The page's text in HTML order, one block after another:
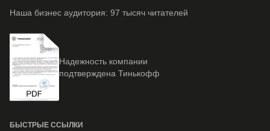
Наша бизнес аудитория: 97 тысяч читателей
Надежность компании
подтверждена Тинькофф
БЫСТРЫЕ ССЫЛКИ